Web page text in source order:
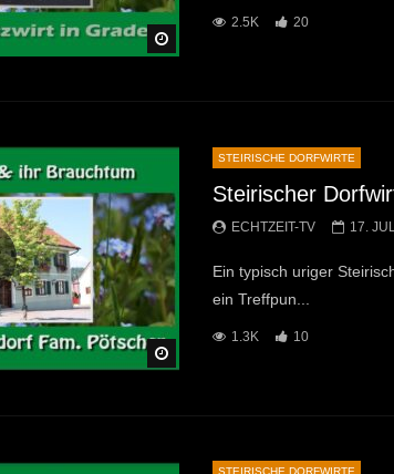
2.5K 20
STEIRISCHE DORFWIRTE
Steirischer
ECHTZEIT-TV 17.
Ein typisch uriger
ein Treffpun...
1.3K 10
STEIRISCHE DORFWIRTE